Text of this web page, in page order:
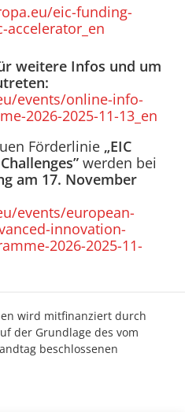
eic-funding-
weitere Infos und um
events/online-info-
2026-2025-11-13_en
Förderlinie „EIC
werden bei
am 17. November
events/european-
innovation-
2026-2025-11-
wird mitfinanziert durch
der Grundlage des vom
beschlossenen